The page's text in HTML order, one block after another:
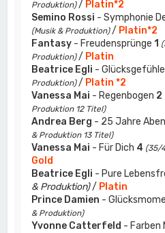
Produktion)/ Platin*2
Semino Rossi - Symphonie
(Musik & Produktion)/ Platin*2
Fantasy - Freudensprünge 1
Produktion)/ Platin
Beatrice Egli - Glücksgefühle
Produktion)/ Platin *2
Vanessa Mai - Regenbogen 2
Produktion 12 Titel)
Andrea Berg - 25 Jahre
& Produktion 13 Titel)
Vanessa Mai - Für Dich 4 (35/
Gold
Beatrice Egli - Pure
& Produktion)/ Platin
Prince Damien -
& Produktion)
Yvonne Catterfeld - Farben